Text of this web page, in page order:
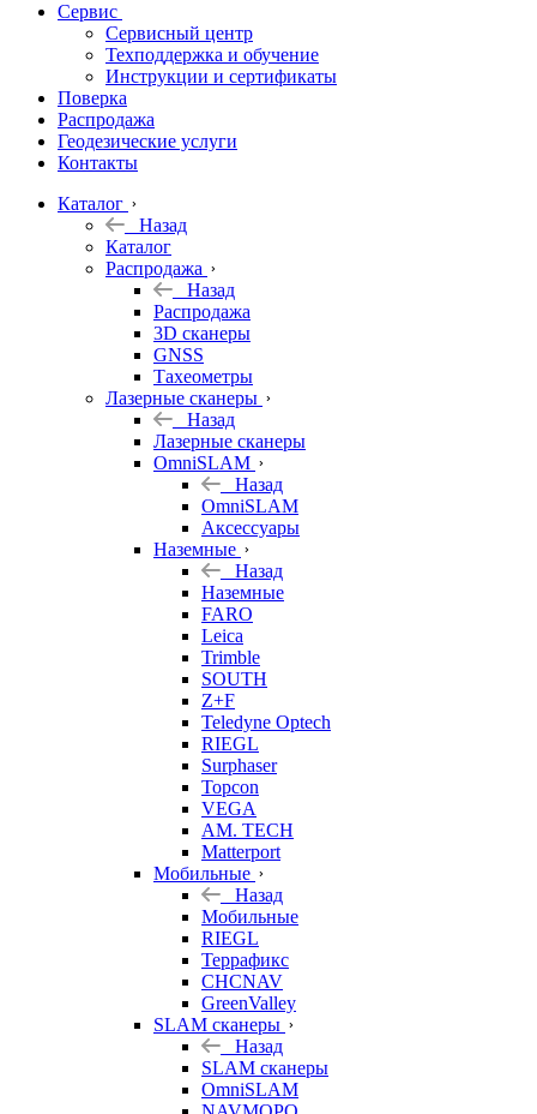
Софт
Георадары
Акции
Гидрография
Подбор
оборудования
по задачам
Архив
Геодезическое
оборудование
Сервис
Сервисный центр
Техподдержка и обучение
Инструкции и сертификаты
Поверка
Распродажа
Геодезические услуги
Контакты
Каталог
Назад
Каталог
Распродажа
Назад
Распродажа
3D сканеры
GNSS
Тахеометры
Лазерные сканеры
Назад
Лазерные сканеры
OmniSLAM
Назад
OmniSLAM
Аксессуары
Наземные
Назад
Наземные
FARO
Leica
Trimble
SOUTH
Z+F
Teledyne Optech
RIEGL
Surphaser
Topcon
VEGA
AM. TECH
Matterport
Мобильные
Назад
Мобильные
RIEGL
Террафикс
CHCNAV
GreenValley
SLAM сканеры
Назад
SLAM сканеры
OmniSLAM